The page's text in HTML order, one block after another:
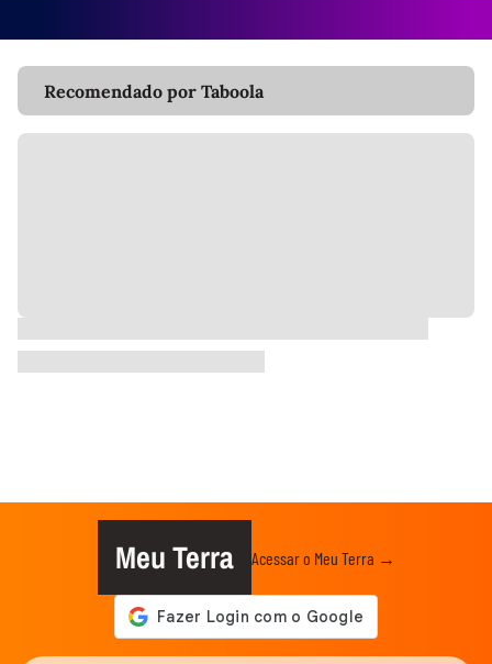
Recomendado por Taboola
Meu Terra Acessar o Meu Terra →